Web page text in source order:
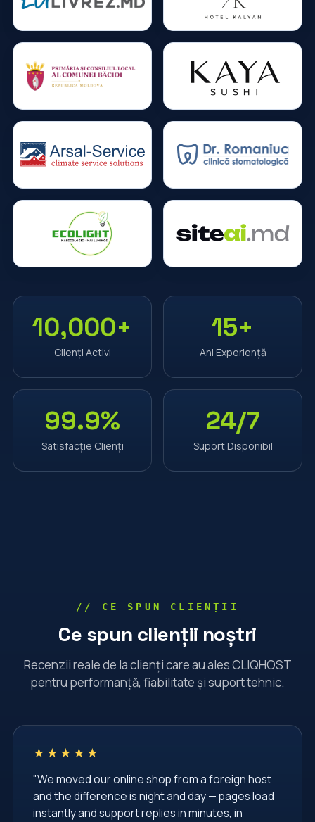
10,000+
Clienți Activi
15+
Ani Experiență
99.9%
Satisfacție Clienți
24/7
Suport Disponibil
// CE SPUN CLIENȚII
Ce spun clienții noștri
Recenzii reale de la clienți care au ales CLIQHOST
pentru performanță, fiabilitate și suport tehnic.
★★★★★
"We moved our online shop from a foreign host
and the difference is night and day — pages load
instantly and support replies in minutes, in